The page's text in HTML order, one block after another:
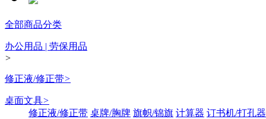
全部商品分类
办公用品 | 劳保用品
>
修正液/修正带>
桌面文具>
修正液/修正带 桌牌/胸牌 旗帜/锦旗 计算器 订书机/打孔器